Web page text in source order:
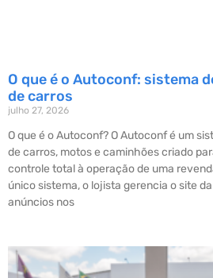
O que é o Autoconf: sistema
de carros
julho 27, 2026
O que é o Autoconf? O Autoconf é um
de carros, motos e caminhões criado
controle total à operação de uma
único sistema, o lojista gerencia o site
anúncios nos